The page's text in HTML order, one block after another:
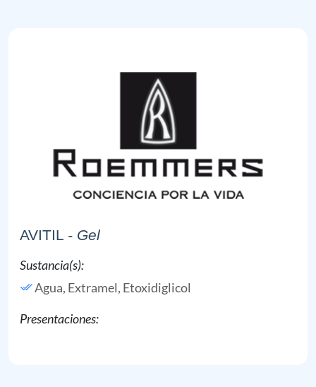
AVITIL - Gel
Sustancia(s):
Agua, Extramel, Etoxidiglicol
Presentaciones: